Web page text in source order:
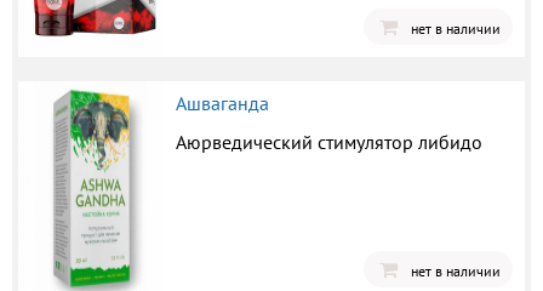
нет в наличии
Ашваганда
Аюрведический стимулятор либидо
нет в наличии